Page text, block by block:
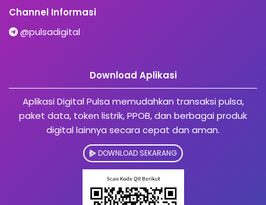
Channel Informasi
@pulsadigital
Download Aplikasi
Aplikasi Digital Pulsa memudahkan transaksi pulsa,
paket data, token listrik, PPOB, dan berbagai produk
digital lainnya secara cepat dan aman.
DOWNLOAD SEKARANG